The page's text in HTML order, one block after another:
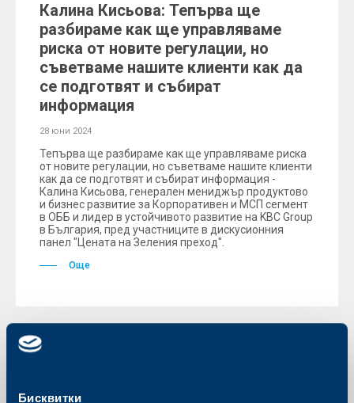
Бисквитки
Калина Кисьова: Тепърва ще
разбираме как ще управляваме
риска от новите регулации, но
съветваме нашите клиенти как да
се подготвят и събират
информация
28 юни 2024
Тепърва ще разбираме как ще управляваме риска
от новите регулации, но съветваме нашите клиенти
как да се подготвят и събират информация -
Калина Кисьова, генерален мениджър продуктово
и бизнес развитие за Корпоративен и МСП сегмент
в ОББ и лидер в устойчивото развитие на KBC Group
в България, пред участниците в дискусионния
панел "Цената на Зеления преход".
Още